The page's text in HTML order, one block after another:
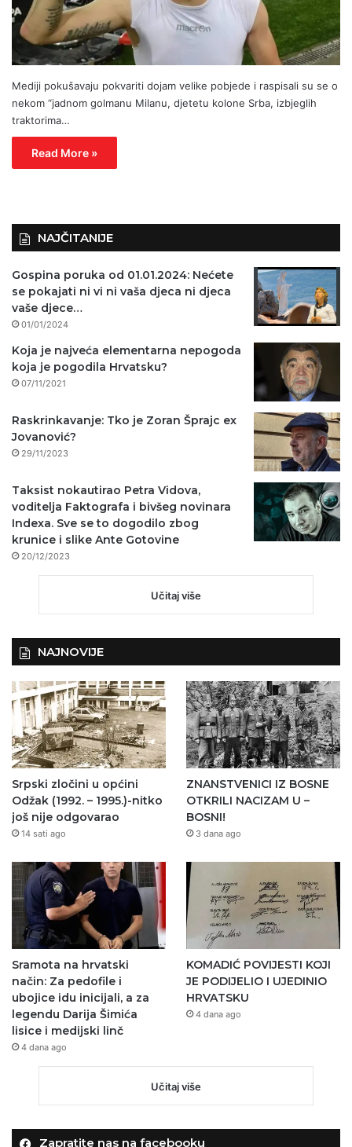
Mediji pokušavaju pokvariti dojam velike pobjede i raspisali su se o
nekom “jadnom golmanu Milanu, djetetu kolone Srba, izbjeglih
traktorima…
Read More »
NAJČITANIJE
Gospina poruka od 01.01.2024: Nećete
se pokajati ni vi ni vaša djeca ni djeca
vaše djece…
01/01/2024
Koja je najveća elementarna nepogoda
koja je pogodila Hrvatsku?
07/11/2021
Raskrinkavanje: Tko je Zoran Šprajc ex
Jovanović?
29/11/2023
Taksist nokautirao Petra Vidova,
voditelja Faktografa i bivšeg novinara
Indexa. Sve se to dogodilo zbog
krunice i slike Ante Gotovine
20/12/2023
Učitaj više
NAJNOVIJE
Srpski zločini u općini
Odžak (1992. – 1995.)-nitko
još nije odgovarao
14 sati ago
ZNANSTVENICI IZ BOSNE
OTKRILI NACIZAM U –
BOSNI!
3 dana ago
Sramota na hrvatski
način: Za pedofile i
ubojice idu inicijali, a za
legendu Darija Šimića
lisice i medijski linč
4 dana ago
KOMADIĆ POVIJESTI KOJI
JE PODIJELIO I UJEDINIO
HRVATSKU
4 dana ago
Učitaj više
Zapratite nas na facebooku